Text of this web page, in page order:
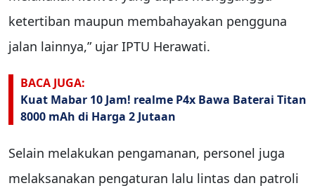
ketertiban maupun membahayakan pengguna
jalan lainnya,” ujar IPTU Herawati.
BACA JUGA:
Kuat Mabar 10 Jam! realme P4x Bawa Baterai Titan
8000 mAh di Harga 2 Jutaan
Selain melakukan pengamanan, personel juga
melaksanakan pengaturan lalu lintas dan patroli